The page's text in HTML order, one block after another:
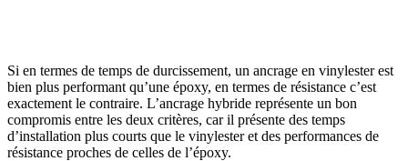
Si en termes de temps de durcissement, un ancrage en vinylester est
bien plus performant qu’une époxy, en termes de résistance c’est
exactement le contraire. L’ancrage hybride représente un bon
compromis entre les deux critères, car il présente des temps
d’installation plus courts que le vinylester et des performances de
résistance proches de celles de l’époxy.